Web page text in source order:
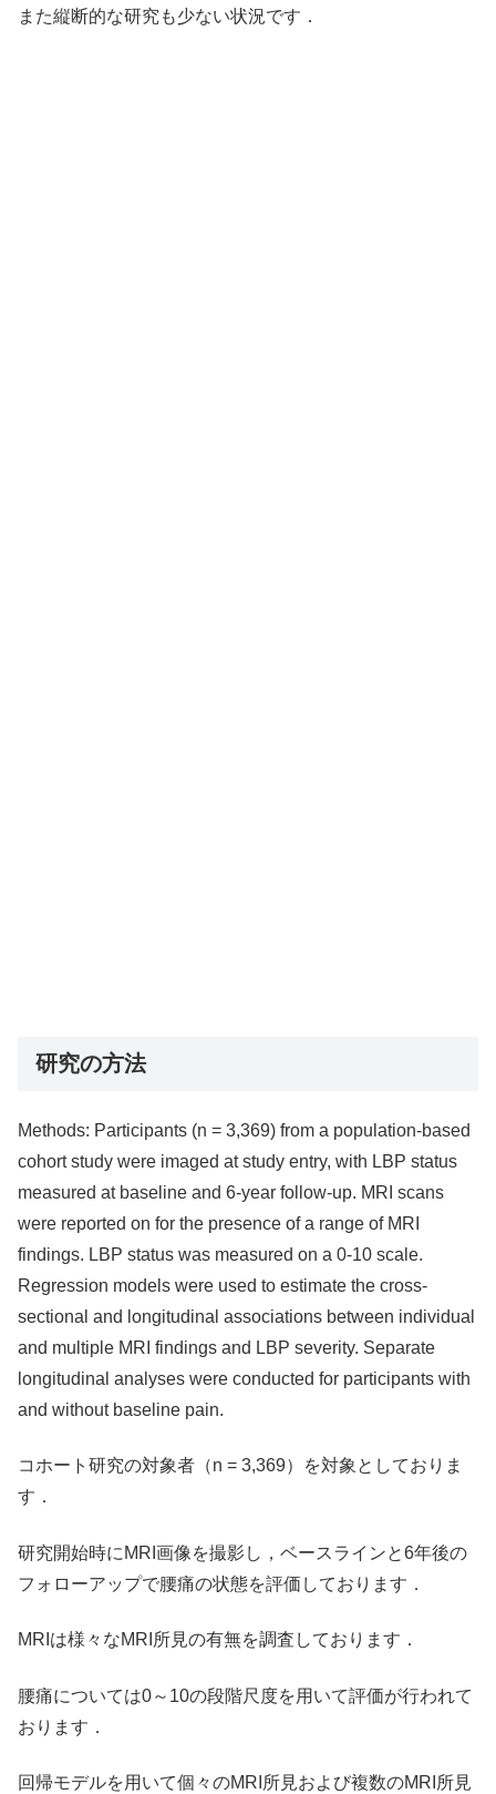
また縦断的な研究も少ない状況です．
研究の方法
Methods: Participants (n = 3,369) from a population-based
cohort study were imaged at study entry, with LBP status
measured at baseline and 6-year follow-up. MRI scans
were reported on for the presence of a range of MRI
findings. LBP status was measured on a 0-10 scale.
Regression models were used to estimate the cross-
sectional and longitudinal associations between individual
and multiple MRI findings and LBP severity. Separate
longitudinal analyses were conducted for participants with
and without baseline pain.
コホート研究の対象者（n = 3,369）を対象としておりま
す．
研究開始時にMRI画像を撮影し，ベースラインと6年後の
フォローアップで腰痛の状態を評価しております．
MRIは様々なMRI所見の有無を調査しております．
腰痛については0～10の段階尺度を用いて評価が行われて
おります．
回帰モデルを用いて個々のMRI所見および複数のMRI所見